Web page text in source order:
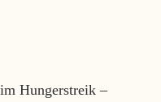
Hungerstreik –